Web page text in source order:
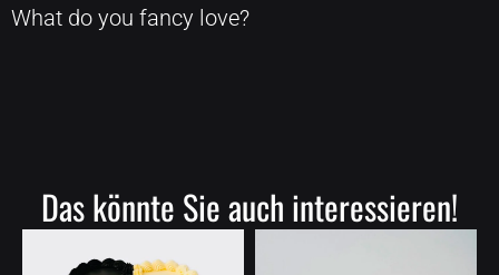
What do you fancy love?
Das könnte Sie auch interessieren!